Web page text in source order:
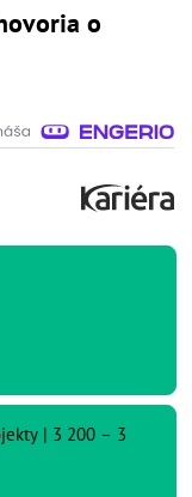
o
| 3 200 – 3